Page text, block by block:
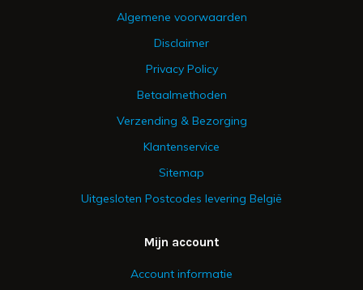
Algemene voorwaarden
Disclaimer
Privacy Policy
Betaalmethoden
Verzending & Bezorging
Klantenservice
Sitemap
Uitgesloten Postcodes levering België
Mijn account
Account informatie